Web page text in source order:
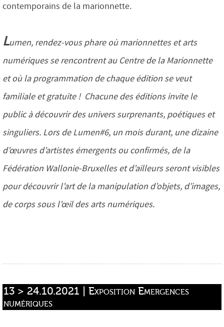
contemporains de la marionnette.
Lumen, rendez-vous phare où marionnettes et arts
numériques se rencontrent au Centre de la Marionnette
et où la programmation de chaque édition se veut
familiale et gratuite ! Chacune des éditions invite le
public à découvrir des univers surprenants, poétiques et
singuliers. Lors de Lumen#6, un mois durant, une dizaine
d’œuvres d’artistes émergents ou confirmés, de la
Fédération Wallonie-Bruxelles et d’ailleurs seront visibles
pour découvrir l’art de la manipulation d’objets, d’images,
de corps sous l’œil des arts numériques.
13 > 24.10.2021 | Exposition Emergences
numériques